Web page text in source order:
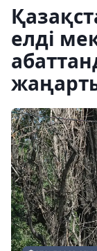
елді